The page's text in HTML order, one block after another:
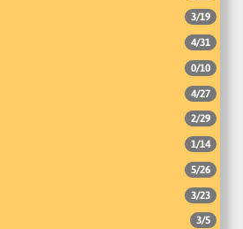
3/19
4/31
0/10
4/27
2/29
1/14
5/26
3/23
3/5